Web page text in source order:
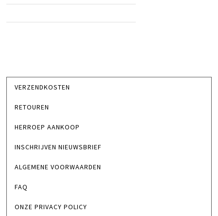
VERZENDKOSTEN
RETOUREN
HERROEP AANKOOP
INSCHRIJVEN NIEUWSBRIEF
ALGEMENE VOORWAARDEN
FAQ
ONZE PRIVACY POLICY